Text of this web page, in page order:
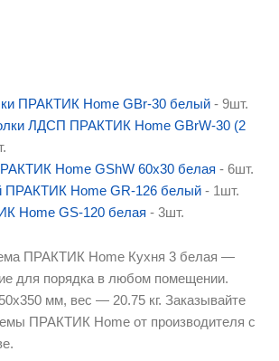
ПРАКТИК Home GBr-30 белый- 9шт.
ЛДСП ПРАКТИК Home GBrW-30 (2
Home GShW 60х30 белая- 6шт.
ПРАКТИК Home GR-126 белый- 1шт.
Home GS-120 белая- 3шт.
ПРАКТИК Home Кухня 3 белая —
для порядка в любом помещении.
мм, вес — 20.75 кг. Заказывайте
ПРАКТИК Home от производителя с